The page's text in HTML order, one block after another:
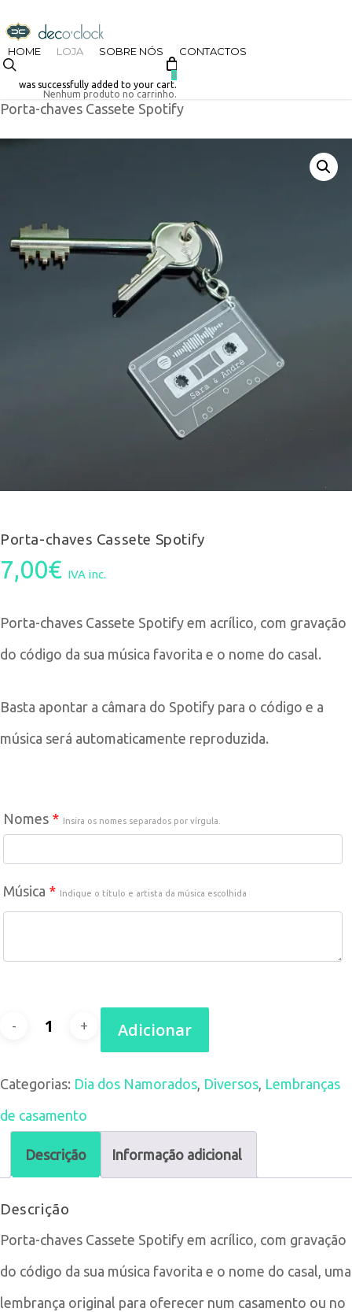
to
content
HOME LOJA SOBRE NÓS CONTACTOS
0
was successfully added to your cart.
Nenhum produto no carrinho.
Datas Especiais
Porta-chaves Cassete Spotify
Porta-chaves Cassete Spotify
7,00€ IVA inc.
Porta-chaves Cassete Spotify em acrílico, com gravação
do código da sua música favorita e o nome do casal.
Basta apontar a câmara do Spotify para o código e a
música será automaticamente reproduzida.
Nomes * Insira os nomes separados por vírgula.
Música * Indique o título e artista da música escolhida
Quantidade
Porta-
chaves
Cassete
Spotify
Adicionar
Categorias: Dia dos Namorados, Diversos, Lembranças
de casamento
Descrição Informação adicional
Descrição
Porta-chaves Cassete Spotify em acrílico, com gravação
do código da sua música favorita e o nome do casal, uma
lembrança original para oferecer num casamento ou no